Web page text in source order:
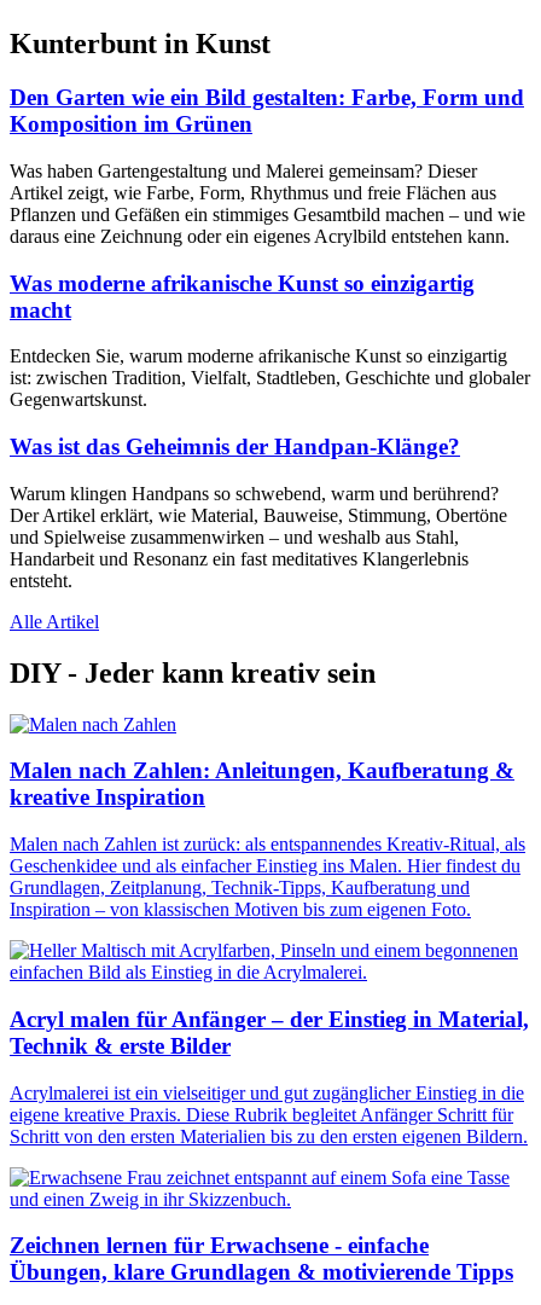
Kunterbunt in Kunst
Den Garten wie ein Bild gestalten: Farbe, Form und
Komposition im Grünen
Was haben Gartengestaltung und Malerei gemeinsam? Dieser
Artikel zeigt, wie Farbe, Form, Rhythmus und freie Flächen aus
Pflanzen und Gefäßen ein stimmiges Gesamtbild machen – und wie
daraus eine Zeichnung oder ein eigenes Acrylbild entstehen kann.
Was moderne afrikanische Kunst so einzigartig
macht
Entdecken Sie, warum moderne afrikanische Kunst so einzigartig
ist: zwischen Tradition, Vielfalt, Stadtleben, Geschichte und globaler
Gegenwartskunst.
Was ist das Geheimnis der Handpan-Klänge?
Warum klingen Handpans so schwebend, warm und berührend?
Der Artikel erklärt, wie Material, Bauweise, Stimmung, Obertöne
und Spielweise zusammenwirken – und weshalb aus Stahl,
Handarbeit und Resonanz ein fast meditatives Klangerlebnis
entsteht.
Alle Artikel
DIY - Jeder kann kreativ sein
Malen nach Zahlen: Anleitungen, Kaufberatung &
kreative Inspiration
Malen nach Zahlen ist zurück: als entspannendes Kreativ-Ritual, als
Geschenkidee und als einfacher Einstieg ins Malen. Hier findest du
Grundlagen, Zeitplanung, Technik-Tipps, Kaufberatung und
Inspiration – von klassischen Motiven bis zum eigenen Foto.
Acryl malen für Anfänger – der Einstieg in Material,
Technik & erste Bilder
Acrylmalerei ist ein vielseitiger und gut zugänglicher Einstieg in die
eigene kreative Praxis. Diese Rubrik begleitet Anfänger Schritt für
Schritt von den ersten Materialien bis zu den ersten eigenen Bildern.
Zeichnen lernen für Erwachsene - einfache
Übungen, klare Grundlagen & motivierende Tipps